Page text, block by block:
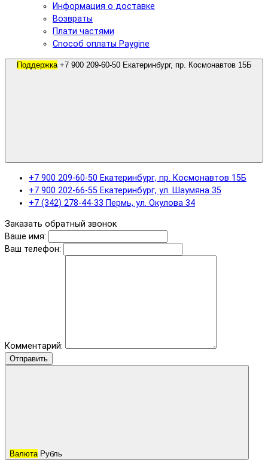
Информация о доставке
Возвраты
Плати частями
Способ оплаты Paygine
Поддержка
+7 900 209-60-50 Екатеринбург, пр. Космонавтов 15Б
+7 900 202-66-55 Екатеринбург, ул. Шаумяна 35
+7 (342) 278-44-33 Пермь, ул. Окулова 34
Заказать обратный звонок
Ваше имя:
Ваш телефон:
Комментарий:
Отправить
Валюта Рубль